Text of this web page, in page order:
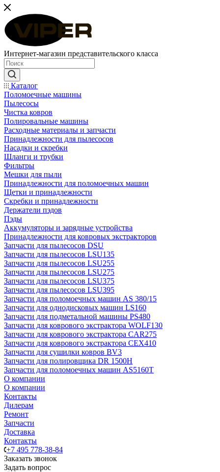
Интернет-магазин представительского класса
Каталог
Поломоечные машины
Пылесосы
Чистка ковров
Полировальные машины
Расходные материалы и запчасти
Принадлежности для пылесосов
Насадки и скребки
Шланги и трубки
Фильтры
Мешки для пыли
Принадлежности для поломоечных машин
Щетки и принадлежности
Скребки и принадлежности
Держатели пэдов
Пэды
Аккумуляторы и зарядные устройства
Принадлежности для ковровых экстракторов
Запчасти для пылесосов DSU
Запчасти для пылесосов LSU135
Запчасти для пылесосов LSU255
Запчасти для пылесосов LSU275
Запчасти для пылесосов LSU375
Запчасти для пылесосов LSU395
Запчасти для поломоечных машин AS 380/15
Запчасти для однодисковых машин LS160
Запчасти для подметальной машины PS480
Запчасти для коврового экстрактора WOLF130
Запчасти для коврового экстрактора CAR275
Запчасти для коврового экстрактора CEX410
Запчасти для сушилки ковров BV3
Запчасти для полировщика DR 1500H
Запчасти для поломоечных машин AS5160T
О компании
О компании
Контакты
Дилерам
Ремонт
Запчасти
Доставка
Контакты
+7 495 778-38-84
Заказать звонок
Задать вопрос